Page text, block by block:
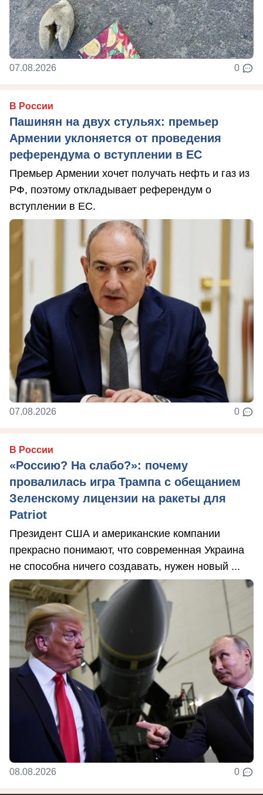
07.08.2026 0
В России
Пашинян на двух стульях: премьер
Армении уклоняется от проведения
референдума о вступлении в ЕС
Премьер Армении хочет получать нефть и газ из
РФ, поэтому откладывает референдум о
вступлении в ЕС.
07.08.2026 0
В России
«Россию? На слабо?»: почему
провалилась игра Трампа с обещанием
Зеленскому лицензии на ракеты для
Patriot
Президент США и американские компании
прекрасно понимают, что современная Украина
не способна ничего создавать, нужен новый ...
08.08.2026 0